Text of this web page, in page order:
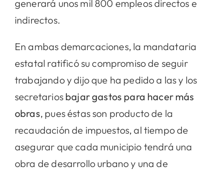
generará unos mil 800 empleos directos e
indirectos.
En ambas demarcaciones, la mandataria
estatal ratificó su compromiso de seguir
trabajando y dijo que ha pedido a las y los
secretariosbajar gastos para hacer más
obras, pues éstas son producto de la
recaudación de impuestos, al tiempo de
asegurar que cada municipio tendrá una
obra de desarrollo urbano y una de